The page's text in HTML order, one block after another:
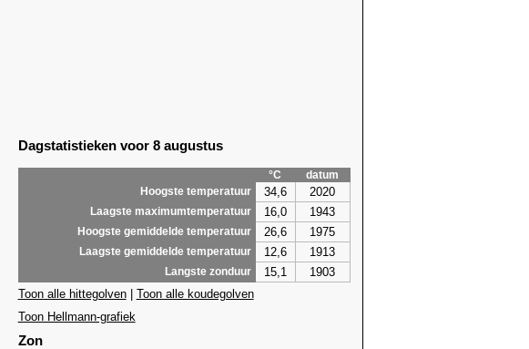
Dagstatistieken voor 8 augustus
°C
datum
Hoogste temperatuur
34,6 2020
Laagste maximumtemperatuur 16,0 1943
Hoogste gemiddelde temperatuur 26,6 1975
Laagste gemiddelde temperatuur 12,6 1913
Langste zonduur 15,1
1903
Toon alle hittegolven| Toon alle koudegolven
Toon Hellmann-grafiek
Zon